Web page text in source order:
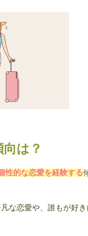
は？
性的な恋愛を経験する
な恋愛や、誰もが好き